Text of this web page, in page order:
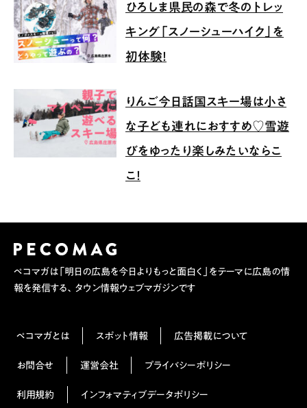
ひろしま県民の森で冬のトレッ
キング「スノーシューハイク」を
初体験！
りんご今日話国スキー場は小さ
な子ども連れにおすすめ♡雪遊
びをゆったり楽しみたいならこ
こ！
ペコマガは「明日の広島を今日よりもっと面白く」をテーマに広島の情
報を発信する、タウン情報ウェブマガジンです
ペコマガとは スポット情報 広告掲載について
お問合せ 運営会社 プライバシーポリシー
利用規約 インフォマティブデータポリシー